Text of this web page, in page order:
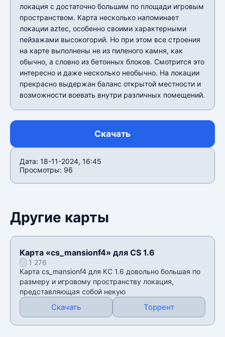
локация с достаточно большим по площади игровым
пространством. Карта несколько напоминает
локации aztec, особенно своими характерными
пейзажами высокогорий. Но при этом все строения
на карте выполнены не из пиленого камня, как
обычно, а словно из бетонных блоков. Смотрится это
интересно и даже несколько необычно. На локации
прекрасно выдержан баланс открытой местности и
возможности воевать внутри различных помещений.
Скачать
Дата: 18-11-2024, 16:45
Просмотры: 96
Другие карты
Карта «cs_mansionf4» для CS 1.6
1 276
Карта cs_mansionf4 для КС 1.6 довольно большая по
размеру и игровому пространству локация,
представляющая собой некую
Скачать Торрент